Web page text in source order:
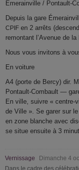
Émerainville / Pontault-
Depuis la gare
CPIF en 2 arrêts
remontant l’Avenue de
Nous vous invitons à
En voiture
A4 (porte de Bercy) dir.
Pontault-Combault —
En ville, suivre « centre-
de Ville ». Se garer sur
en zone blanche avec
se situe ensuite à 3
Vernissage
Dimanche 4
Dans le cadre des